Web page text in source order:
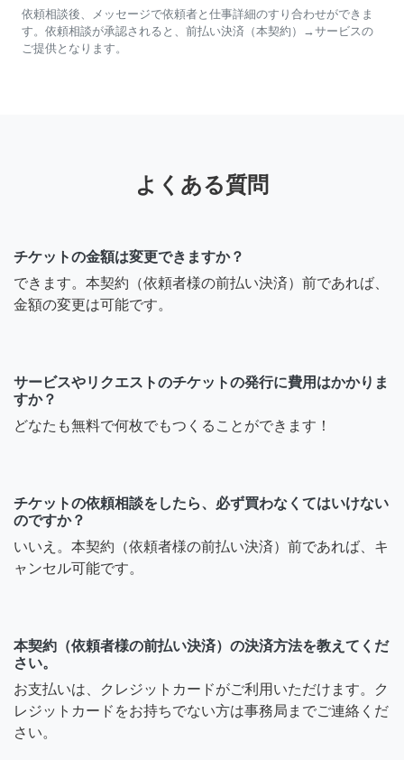
依頼相談後、メッセージで依頼者と仕事詳細のすり合わせができま
す。依頼相談が承認されると、前払い決済（本契約）→サービスの
ご提供となります。
よくある質問
チケットの金額は変更できますか？
できます。本契約（依頼者様の前払い決済）前であれば、
金額の変更は可能です。
サービスやリクエストのチケットの発行に費用はかかりま
すか？
どなたも無料で何枚でもつくることができます！
チケットの依頼相談をしたら、必ず買わなくてはいけない
のですか？
いいえ。本契約（依頼者様の前払い決済）前であれば、キ
ャンセル可能です。
本契約（依頼者様の前払い決済）の決済方法を教えてくだ
さい。
お支払いは、クレジットカードがご利用いただけます。ク
レジットカードをお持ちでない方は事務局までご連絡くだ
さい。